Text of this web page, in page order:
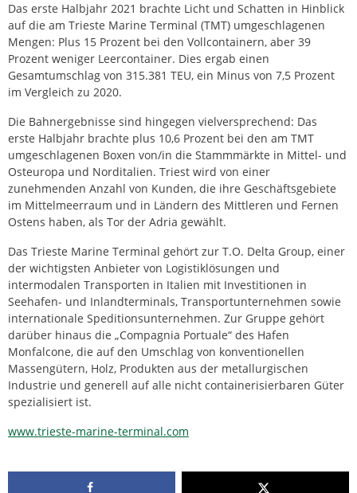
Das erste Halbjahr 2021 brachte Licht und Schatten in Hinblick
auf die am Trieste Marine Terminal (TMT) umgeschlagenen
Mengen: Plus 15 Prozent bei den Vollcontainern, aber 39
Prozent weniger Leercontainer. Dies ergab einen
Gesamtumschlag von 315.381 TEU, ein Minus von 7,5 Prozent
im Vergleich zu 2020.
Die Bahnergebnisse sind hingegen vielversprechend: Das
erste Halbjahr brachte plus 10,6 Prozent bei den am TMT
umgeschlagenen Boxen von/in die Stammmärkte in Mittel- und
Osteuropa und Norditalien. Triest wird von einer
zunehmenden Anzahl von Kunden, die ihre Geschäftsgebiete
im Mittelmeerraum und in Ländern des Mittleren und Fernen
Ostens haben, als Tor der Adria gewählt.
Das Trieste Marine Terminal gehört zur T.O. Delta Group, einer
der wichtigsten Anbieter von Logistiklösungen und
intermodalen Transporten in Italien mit Investitionen in
Seehafen- und Inlandterminals, Transportunternehmen sowie
internationale Speditionsunternehmen. Zur Gruppe gehört
darüber hinaus die „Compagnia Portuale“ des Hafen
Monfalcone, die auf den Umschlag von konventionellen
Massengütern, Holz, Produkten aus der metallurgischen
Industrie und generell auf alle nicht containerisierbaren Güter
spezialisiert ist.
www.trieste-marine-terminal.com